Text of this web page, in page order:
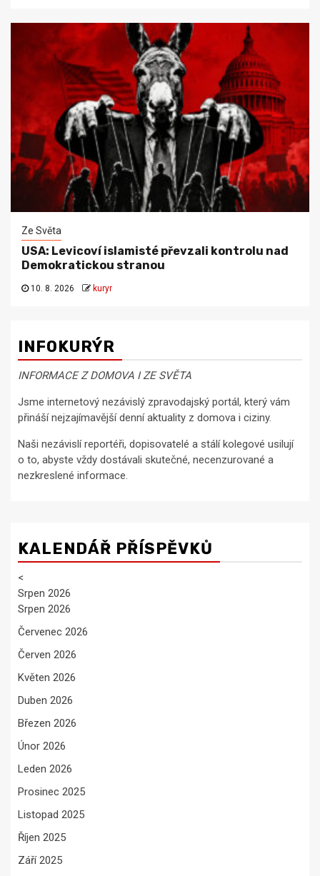
Ze Světa
USA: Levicoví islamisté převzali kontrolu nad
Demokratickou stranou
10. 8. 2026 kuryr
INFOKURÝR
INFORMACE Z DOMOVA I ZE SVĚTA
Jsme internetový nezávislý zpravodajský portál, který vám
přináší nejzajímavější denní aktuality z domova i ciziny.
Naši nezávislí reportéři, dopisovatelé a stálí kolegové usilují
o to, abyste vždy dostávali skutečné, necenzurované a
nezkreslené informace.
KALENDÁŘ PŘÍSPĚVKŮ
<
Srpen 2026
Srpen 2026
Červenec 2026
Červen 2026
Květen 2026
Duben 2026
Březen 2026
Únor 2026
Leden 2026
Prosinec 2025
Listopad 2025
Říjen 2025
Září 2025